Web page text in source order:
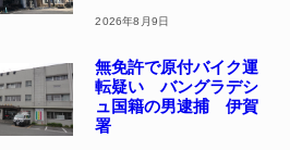
2026年8月9日
無免許で原付バイク運
転疑い バングラデシ
ュ国籍の男逮捕 伊賀
署